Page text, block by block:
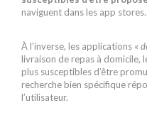
naviguent dans les app stores.
À l’inverse, les applications «
livraison de repas à domicile,
plus susceptibles d’être
recherche bien spécifique
l’utilisateur.